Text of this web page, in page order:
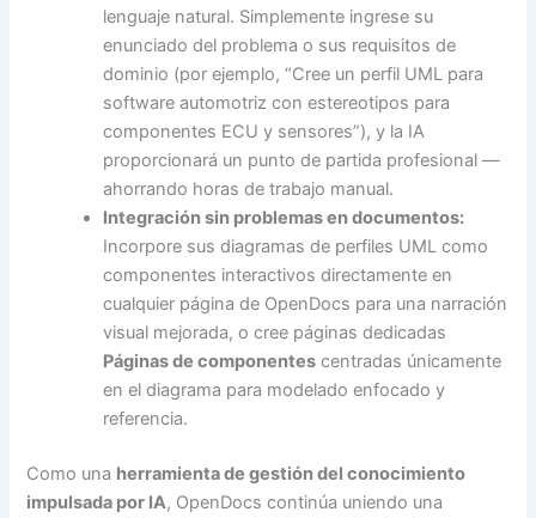
lenguaje natural. Simplemente ingrese su
enunciado del problema o sus requisitos de
dominio (por ejemplo, “Cree un perfil UML para
software automotriz con estereotipos para
componentes ECU y sensores”), y la IA
proporcionará un punto de partida profesional —
ahorrando horas de trabajo manual.
Integración sin problemas en documentos:
Incorpore sus diagramas de perfiles UML como
componentes interactivos directamente en
cualquier página de OpenDocs para una narración
visual mejorada, o cree páginas dedicadas
Páginas de componentes centradas únicamente
en el diagrama para modelado enfocado y
referencia.
Como una herramienta de gestión del conocimiento
impulsada por IA, OpenDocs continúa uniendo una